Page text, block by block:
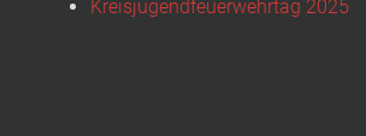
Kreisjugendfeuerwehrtag 2025